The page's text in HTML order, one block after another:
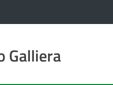
Galliera